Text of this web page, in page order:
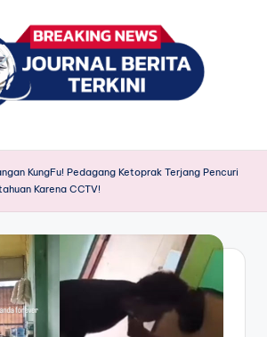
KungFu! Pedagang Ketoprak Terjang Pencuri
Karena CCTV!